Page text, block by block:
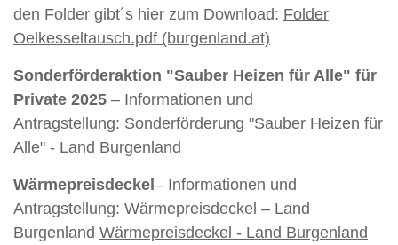
den Folder gibt´s hier zum Download: Folder
Oelkesseltausch.pdf (burgenland.at)
Sonderförderaktion "Sauber Heizen für Alle" für
Private 2025 – Informationen und
Antragstellung: Sonderförderung "Sauber Heizen für
Alle" - Land Burgenland
Wärmepreisdeckel – Informationen und
Antragstellung: Wärmepreisdeckel – Land
Burgenland Wärmepreisdeckel - Land Burgenland